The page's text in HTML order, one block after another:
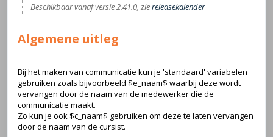
Beschikbaar vanaf versie 2.41.0, ziereleasekalender
Algemene uitleg
Bij het maken van communicatie kun je 'standaard' variabelen
gebruiken zoals bijvoorbeeld $e_naam$ waarbij deze wordt
vervangen door de naam van de medewerker die de
communicatie maakt.
Zo kun je ook $c_naam$ gebruiken om deze te laten vervangen
door de naam van de cursist.